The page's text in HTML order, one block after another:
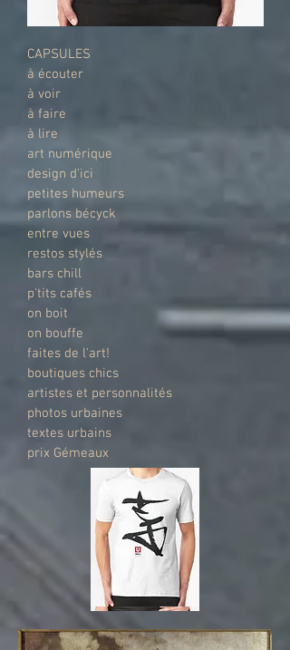
CAPSULES
à écouter
à voir
à faire
à lire
art numérique
design d'ici
petites humeurs
parlons bécyck
entre vues
restos stylés
bars chill
p'tits cafés
on boit
on bouffe
faites de l'art!
boutiques chics
artistes et personnalités
photos urbaines
textes urbains
prix Gémeaux